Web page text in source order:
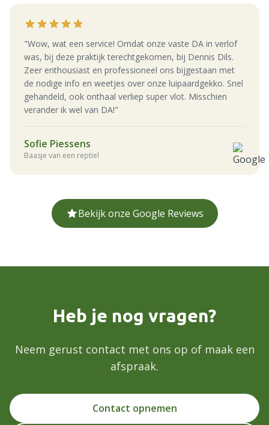
"Wow, wat een service! Omdat onze vaste DA in verlof
was, bij deze praktijk terechtgekomen, bij Dennis Dils.
Zeer enthousiast en professioneel ons bijgestaan met
de nodige info en weetjes over onze luipaardgekko. Snel
gehandeld, ook onthaal verliep super vlot. Misschien
verander ik wel van DA!"
Sofie Piessens
Baasje van een reptiel
Bekijk onze Google Reviews
Heb je nog vragen?
Neem gerust contact met ons op of maak een
afspraak.
Contact opnemen